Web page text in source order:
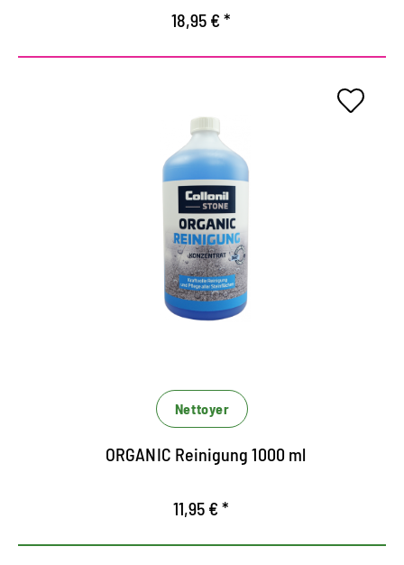
18,95 € *
Kraftvolle Reinigung für alle
Natur- und Kunststeinarten
Konzentrat zur Innen und Aussenreinigung
reinigt Marmor, Sand- und Kalkstein sowie alle
keramischen Fliesen, Granit, Schiefer, Beton- und
nachwachsender Rohstoffe
Nettoyer
ORGANIC Reinigung 1000 ml
11,95 € *